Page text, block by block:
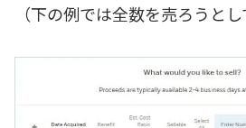
（下の例では全数を売ろうとし